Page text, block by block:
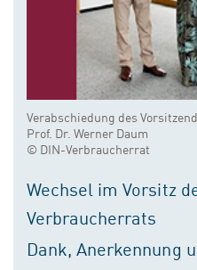
Verabschiedung des
Prof. Dr. Werner Daum
© DIN-Verbraucherrat
Wechsel im Vorsitz
Verbraucherrats
Dank, Anerkennung